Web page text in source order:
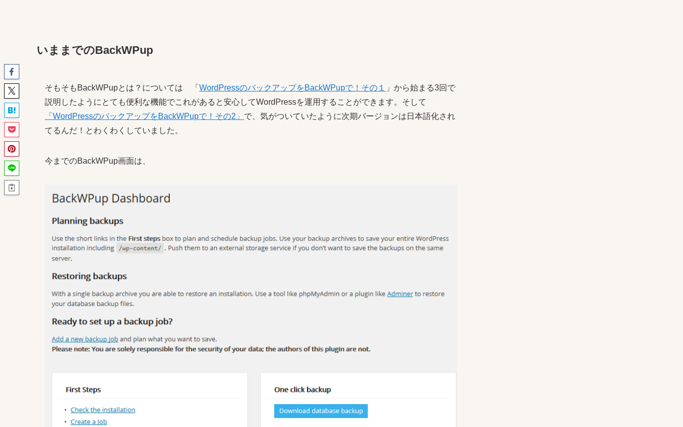
いままでのBackWPup
そもそもBackWPupとは？については 「 WordPressのバックアップをBackWPupで！その１
」から始まる3回で
説明したようにとても便利な機能でこれがあると安心してWordPressを運用することができます。そして
「WordPressのバックアップをBackWPupで！その2」 で、気がついていたように次期バージョンは日本語化され
てるんだ！とわくわくしていました。
今までのBackWPup画面は、